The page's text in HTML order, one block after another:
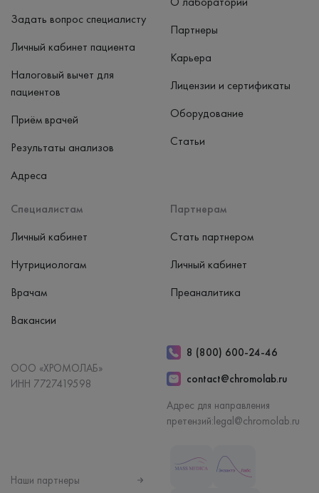
Задать вопрос специалисту
Личный кабинет пациента
Налоговый вычет для
пациентов
Приём врачей
Результаты анализов
Адреса
Специалистам
Личный кабинет
Нутрициологам
Врачам
Вакансии
Партнерам
Стать партнером
Личный кабинет
Преаналитика
Партнеры
Карьера
Лицензии и сертификаты
Оборудование
Статьи
ООО «ХРОМОЛАБ»
ИНН 7727419598
8 (800) 600-24-46
contact@chromolab.ru
Адрес для направления
претензий:legal@chromolab.ru
Наши партнеры